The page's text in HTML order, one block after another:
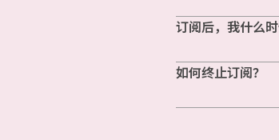
订阅后，我什么
如何终止订阅？